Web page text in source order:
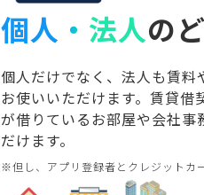
個人 ・ 法人の
個人だけでなく、法人も賃
お使いいただけます。賃貸
が借りているお部屋や会社
だけます。
※但し、アプリ登録者とクレジットカ